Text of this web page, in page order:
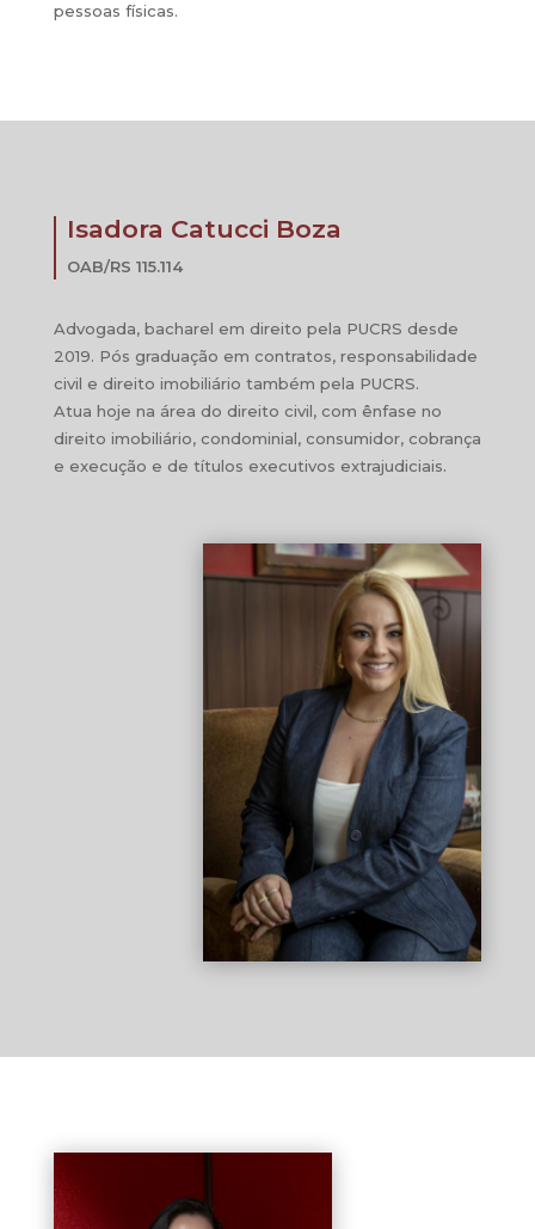
pessoas físicas.
Isadora Catucci Boza
OAB/RS 115.114
Advogada, bacharel em direito pela PUCRS desde
2019. Pós graduação em contratos, responsabilidade
civil e direito imobiliário também pela PUCRS.
Atua hoje na área do direito civil, com ênfase no
direito imobiliário, condominial, consumidor, cobrança
e execução e de títulos executivos extrajudiciais.